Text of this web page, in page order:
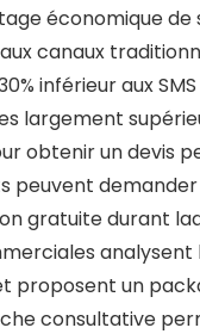
économique de
canaux
inférieur aux
largement
obtenir un devis
peuvent
gratuite durant
analysent
proposent un
consultative